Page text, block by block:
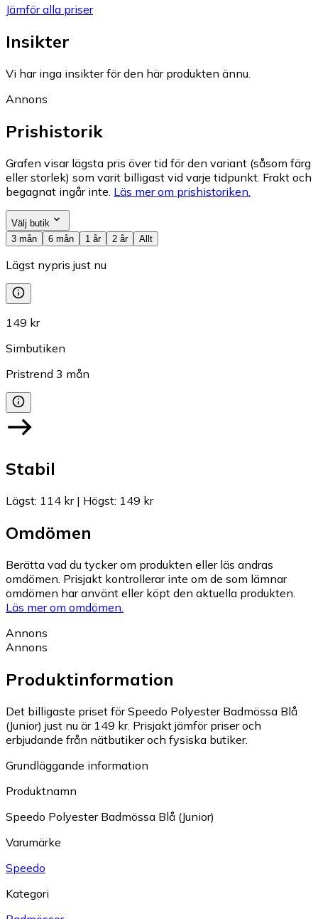
Jämför alla priser
Insikter
Vi har inga insikter för den här produkten ännu.
Annons
Prishistorik
Grafen visar lägsta pris över tid för den variant (såsom färg
eller storlek) som varit billigast vid varje tidpunkt. Frakt och
begagnat ingår inte. Läs mer om prishistoriken.
Välj butik
3 mån
6 mån 1 år 2 år Allt
Lägst nypris just nu
149 kr
Simbutiken
Pristrend 3 mån
Stabil
Lägst: 114 kr| Högst: 149 kr
Omdömen
Berätta vad du tycker om produkten eller läs andras
omdömen. Prisjakt kontrollerar inte om de som lämnar
omdömen har använt eller köpt den aktuella produkten.
Läs mer om omdömen.
Annons
Annons
Produktinformation
Det billigaste priset för Speedo Polyester Badmössa Blå
(Junior) just nu är 149 kr. Prisjakt jämför priser och
erbjudande från nätbutiker och fysiska butiker.
Grundläggande information
Produktnamn
Speedo Polyester Badmössa Blå (Junior)
Varumärke
Speedo
Kategori